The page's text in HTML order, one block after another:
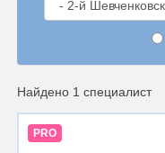
Найдено 1 специалист
PRO